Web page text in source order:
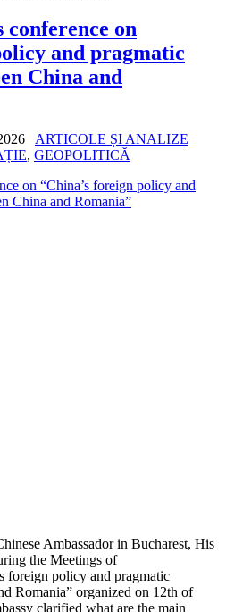
on
and pragmatic
China and
ARTICOLE ȘI ANALIZE
, GEOPOLITICĂ
Ambassador in Bucharest, His
the Meetings of
foreign policy and pragmatic
Romania” organized on 12th of
clarified what are the main